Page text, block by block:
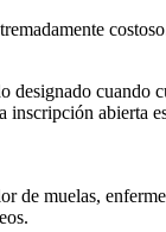
cuando
abierta
de muelas,